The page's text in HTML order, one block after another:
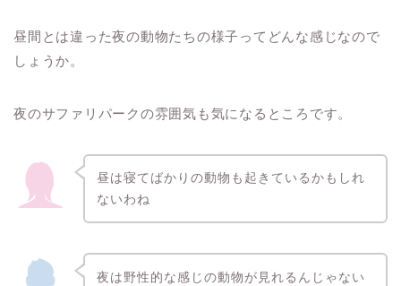
昼間とは違った夜の動物たちの様子ってどんな感じなので
しょうか。
夜のサファリパークの雰囲気も気になるところです。
昼は寝てばかりの動物も起きているかもしれ
ないわね
夜は野性的な感じの動物が見れるんじゃない